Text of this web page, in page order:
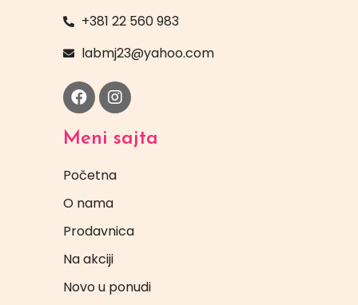
+381 22 560 983
labmj23@yahoo.com
Meni sajta
Početna
O nama
Prodavnica
Na akciji
Novo u ponudi